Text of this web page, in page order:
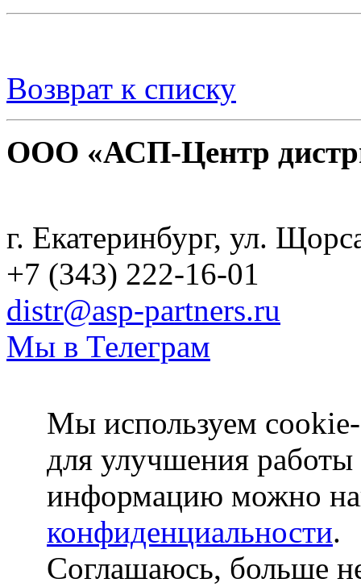
Возврат к списку
ООО «АСП-Центр
г. Екатеринбург, ул.
+7 (343) 222-16-01
distr@asp-partners.ru
Мы в Телеграм
Мы используем
для улучшения
информацию можно
конфиденциальности.
Соглашаюсь, больше